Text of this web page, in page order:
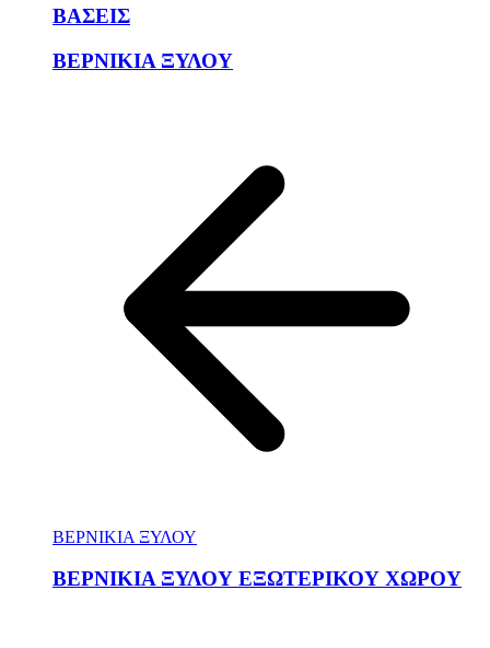
ΒΑΣΕΙΣ
ΒΕΡΝΙΚΙΑ ΞΥΛΟΥ
ΒΕΡΝΙΚΙΑ ΞΥΛΟΥ
ΒΕΡΝΙΚΙΑ ΞΥΛΟΥ ΕΞΩΤΕΡΙΚΟΥ ΧΩΡΟΥ